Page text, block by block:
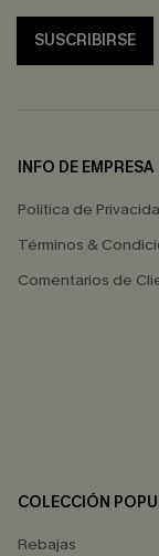
SUSCRIBIRSE
INFO DE EMPRESA
Política de
Términos &
Comentarios de
COLECCIÓN
Rebajas